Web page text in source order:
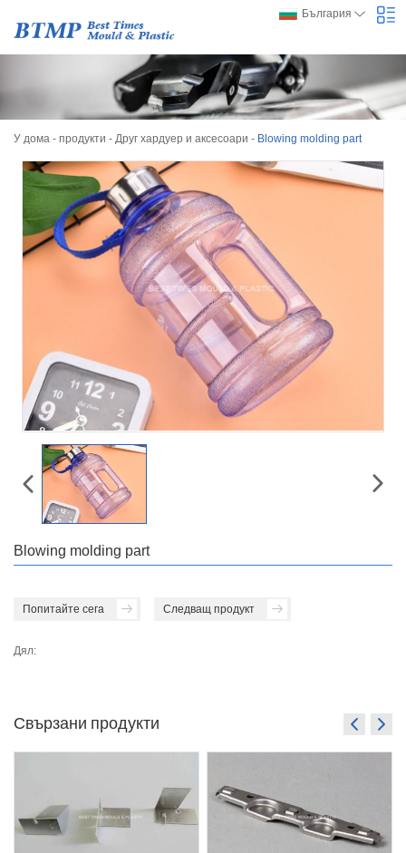
България
У дома - продукти - Друг хардуер и аксесоари - Blowing molding part
Blowing molding part
Попитайте сега Следващ продукт
Дял:
Свързани продукти